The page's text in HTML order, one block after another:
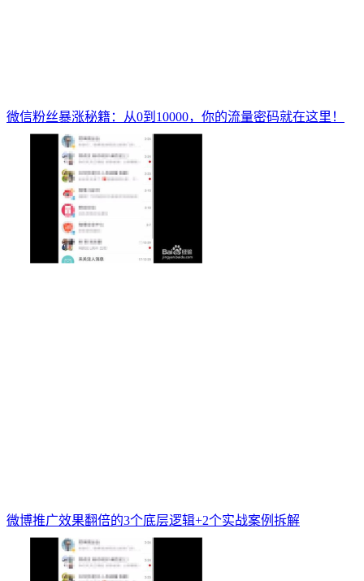
微信粉丝暴涨秘籍：从0到10000，你的流量密码就在这里！
微博推广效果翻倍的3个底层逻辑+2个实战案例拆解